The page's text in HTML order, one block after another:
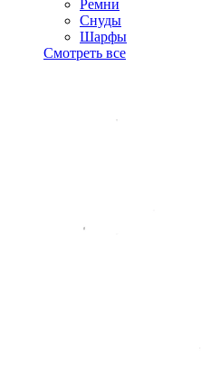
Ремни
Снуды
Шарфы
Смотреть все